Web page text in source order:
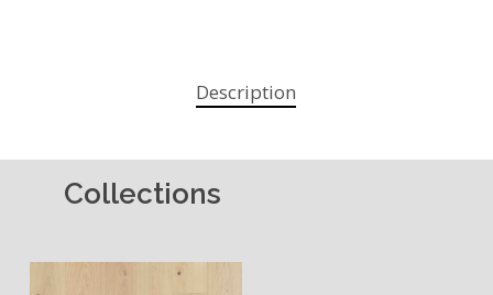
Description
Collections